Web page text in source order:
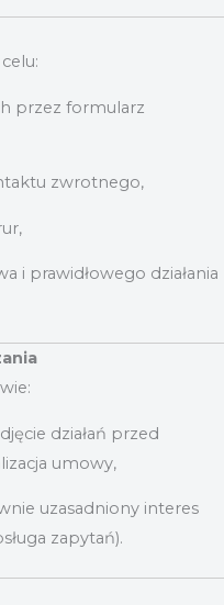
przez formularz
zwrotnego,
i prawidłowego działania
działań przed
umowy,
uzasadniony interes
zapytań).